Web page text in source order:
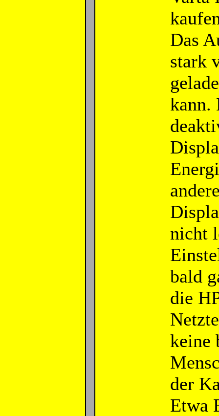
Das
stark
kann.
nicht
bald
die
keine
der
Etwa